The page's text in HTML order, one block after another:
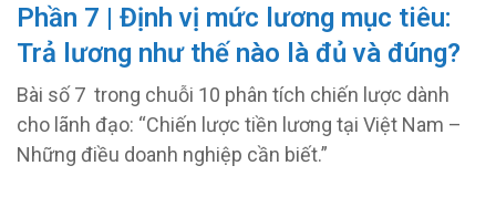
Phần 7 | Định vị mức lương mục tiêu:
Trả lương như thế nào là đủ và đúng?
Bài số 7 trong chuỗi 10 phân tích chiến lược dành
cho lãnh đạo: “Chiến lược tiền lương tại Việt Nam –
Những điều doanh nghiệp cần biết.”